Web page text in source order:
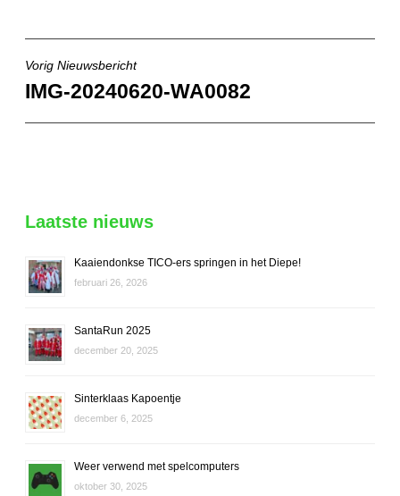
Bericht
navigatie
Vorig Nieuwsbericht
IMG-20240620-WA0082
Laatste nieuws
Kaaiendonkse TICO-ers springen in het Diepe!
februari 26, 2026
SantaRun 2025
december 20, 2025
Sinterklaas Kapoentje
december 6, 2025
Weer verwend met spelcomputers
oktober 30, 2025